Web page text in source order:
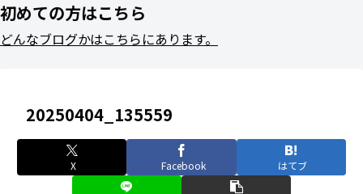
初めての方はこちら
どんなブログかはこちらにあります。
20250404_135559
X Facebook はてブ